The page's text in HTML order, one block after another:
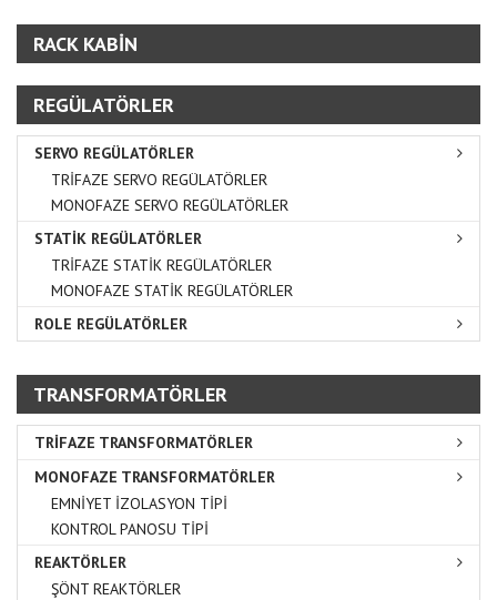
RACK KABİN
REGÜLATÖRLER
SERVO REGÜLATÖRLER
TRİFAZE SERVO REGÜLATÖRLER
MONOFAZE SERVO REGÜLATÖRLER
STATİK REGÜLATÖRLER
TRİFAZE STATİK REGÜLATÖRLER
MONOFAZE STATİK REGÜLATÖRLER
ROLE REGÜLATÖRLER
TRANSFORMATÖRLER
TRİFAZE TRANSFORMATÖRLER
MONOFAZE TRANSFORMATÖRLER
EMNİYET İZOLASYON TİPİ
KONTROL PANOSU TİPİ
REAKTÖRLER
ŞÖNT REAKTÖRLER